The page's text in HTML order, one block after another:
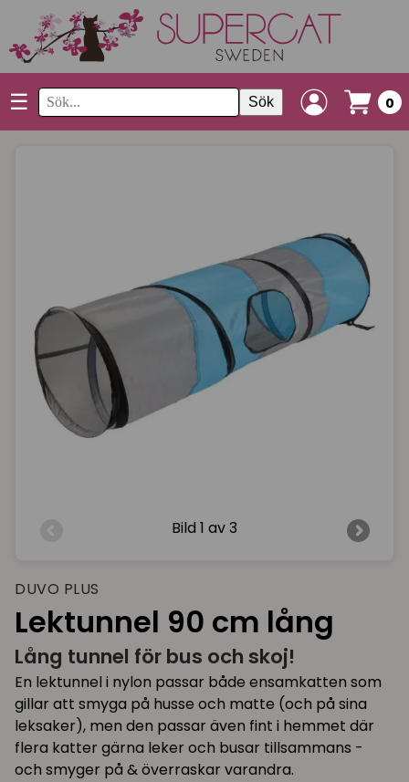
☰ Sök 0
Bild 1 av 3
DUVO PLUS
Lektunnel 90 cm lång
Lång tunnel för bus och skoj!
En lektunnel i nylon passar både ensamkatten som
gillar att smyga på husse och matte (och på sina
leksaker), men den passar även fint i hemmet där
flera katter gärna leker och busar tillsammans -
och smyger på & överraskar varandra.